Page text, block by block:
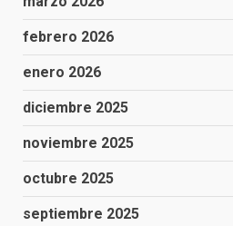
febrero 2026
enero 2026
diciembre 2025
noviembre 2025
octubre 2025
septiembre 2025